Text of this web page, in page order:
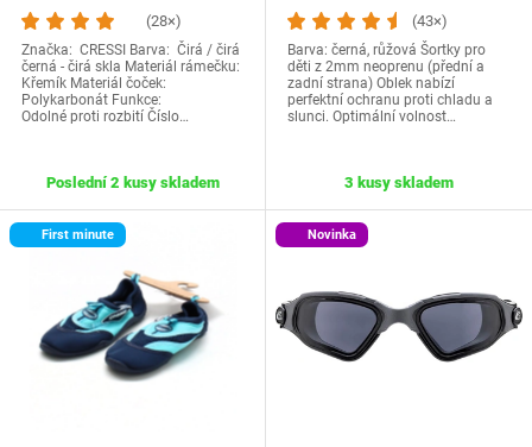
(28×)
Značka: CRESSI Barva: ‎Čirá / čirá
černá - čirá skla Materiál rámečku:
Křemík Materiál čoček:
‎Polykarbonát Funkce‎:
Odolné proti rozbití Číslo…
Poslední 2 kusy skladem
(43×)
Barva: černá, růžová Šortky pro
děti z 2mm neoprenu (přední a
zadní strana) Oblek nabízí
perfektní ochranu proti chladu a
slunci. Optimální volnost…
3 kusy skladem
First minute Novinka